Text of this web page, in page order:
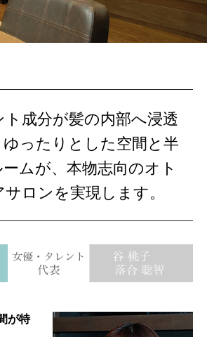
ト成分が髪の内部へ浸透
ゆったりとした空間と半
ムが、本物志向のオト
ロンを実現します。
が特